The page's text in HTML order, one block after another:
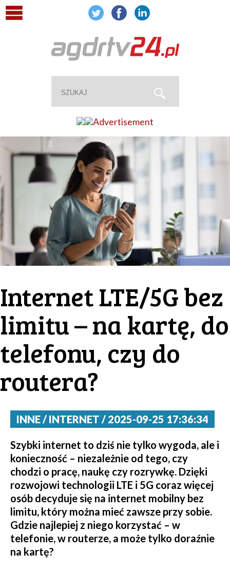
Internet LTE/5G bez
limitu – na kartę, do
telefonu, czy do
routera?
INNE / INTERNET / 2025-09-25 17:36:34
Szybki internet to dziś nie tylko wygoda, ale i
konieczność – niezależnie od tego, czy
chodzi o pracę, naukę czy rozrywkę. Dzięki
rozwojowi technologii LTE i 5G coraz więcej
osób decyduje się na internet mobilny bez
limitu, który można mieć zawsze przy sobie.
Gdzie najlepiej z niego korzystać – w
telefonie, w routerze, a może tylko doraźnie
na kartę?